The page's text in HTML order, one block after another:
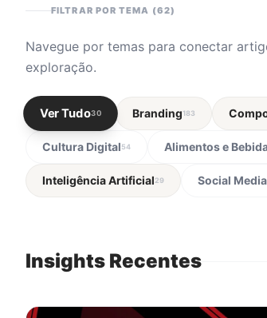
FILTRAR POR TEMA (62)
Navegue por temas para conectar
exploração.
Ver Tudo30 Branding183
Cultura Digital54 Alimentos e
Inteligência Artificial29 Social Media
Insights Recentes